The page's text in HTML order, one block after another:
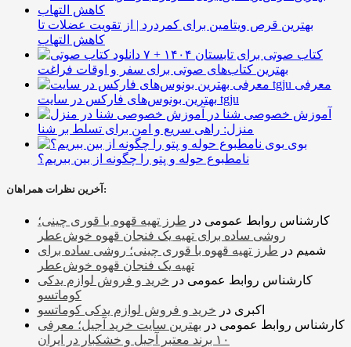
بهترین قرص ویتامین برای کمردرد | از تقویت عضلات تا
کاهش التهاب
۷ کتاب صوتی برای تابستان ۱۴۰۴ +
بهترین کتاب‌های صوتی برای سفر و اوقات فراغت
معرفی
بهترین بونوس‌های فارکس در سایت tgju
آموزش خصوصی شنا در
منزل: راهی سریع و امن برای تسلط بر شنا
بوی
نامطبوع حوله و پتو را چگونه از بین ببریم؟
آخرین نظرات همراهان:
کارشناس روابط عمومی در طرز تهیه قهوه با قوری چینی؛
روشی ساده برای تهیه یک فنجان قهوه خوش‌عطر
شمیم در طرز تهیه قهوه با قوری چینی؛ روشی ساده برای
تهیه یک فنجان قهوه خوش‌عطر
کارشناس روابط عمومی در خرید و فروش لوازم یدکی
کوماتسو
اکبری در خرید و فروش لوازم یدکی کوماتسو
کارشناس روابط عمومی در بهترین سایت خرید آجیل؛ معرفی
۱۰ برند معتبر آجیل و خشکبار در ایران